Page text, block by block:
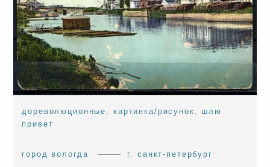
дореволюционные картинка/рисунок
шлю
привет
город вологда г. санкт-петербург